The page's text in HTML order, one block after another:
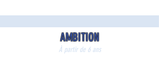
AMBITION
À partir de 6 ans